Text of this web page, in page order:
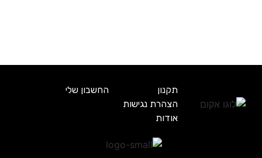
תקנון
החשבון שלי
הצהרת נגישות
אודות